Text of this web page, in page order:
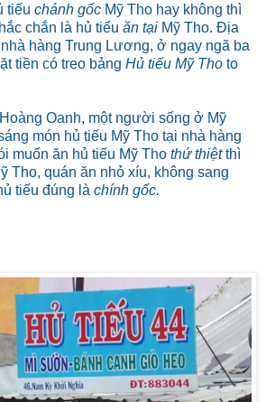
tiếu chánh gốc Mỹ Tho hay không thì
chắn là hủ tiếu ăn tại Mỹ Tho. Địa
hàng Trung Lương, ở ngay ngã ba
tiền có treo bảng Hủ tiếu Mỹ Tho to
Oanh, một người sống ở Mỹ
món hủ tiếu Mỹ Tho tại nhà hàng
muốn ăn hủ tiếu Mỹ Tho thứ thiệtthì
Tho, quán ăn nhỏ xíu, không sang
tiếu đúng là chính gốc.